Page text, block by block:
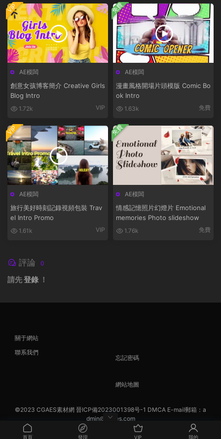
AE模闆
創意女孩博客簡介 Creative Girls
Blog Intro
1.72k VIP
VIP
AE模闆
漫畫風格開場片頭模版 Comic Bo
ok Intro
1.63k 免費
免費
AE模闆
旅行美好時刻記錄視頻包裝 Trav
el Intro Promo
1.61k VIP
VIP
AE模闆
情感記憶照片幻燈片 Emotional
memories Photo slideshow
1.76k 免費
免費
評論 0
請先登錄 ！
關于網站
聯系我們
忘記密碼
網站地圖
©2023 CGAES素材網 晉ICP備2023001398号-1 DMCA E-mail郵箱：a
dmin@cgaes.com
首頁 發現 VIP 我的